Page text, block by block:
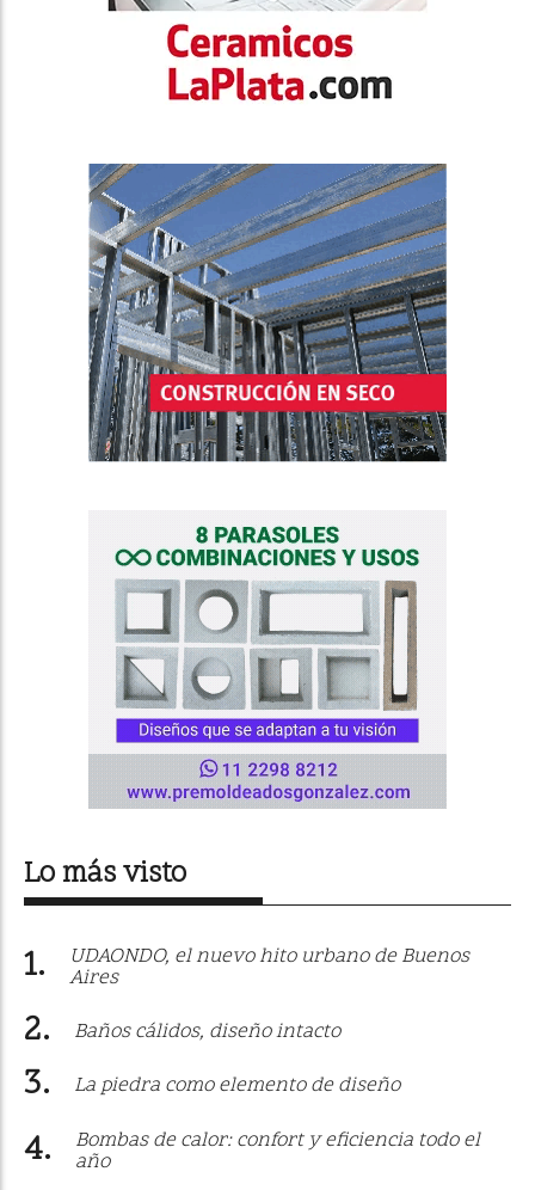
Lo más visto
UDAONDO, el nuevo hito urbano de Buenos
Aires
Baños cálidos, diseño intacto
La piedra como elemento de diseño
Bombas de calor: confort y eficiencia todo el
año